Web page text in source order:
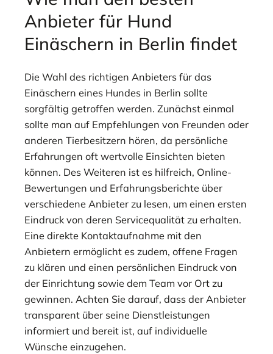
Anbieter für Hund
Einäschern in Berlin findet
Die Wahl des richtigen Anbieters für das
Einäschern eines Hundes in Berlin sollte
sorgfältig getroffen werden. Zunächst einmal
sollte man auf Empfehlungen von Freunden oder
anderen Tierbesitzern hören, da persönliche
Erfahrungen oft wertvolle Einsichten bieten
können. Des Weiteren ist es hilfreich, Online-
Bewertungen und Erfahrungsberichte über
verschiedene Anbieter zu lesen, um einen ersten
Eindruck von deren Servicequalität zu erhalten.
Eine direkte Kontaktaufnahme mit den
Anbietern ermöglicht es zudem, offene Fragen
zu klären und einen persönlichen Eindruck von
der Einrichtung sowie dem Team vor Ort zu
gewinnen. Achten Sie darauf, dass der Anbieter
transparent über seine Dienstleistungen
informiert und bereit ist, auf individuelle
Wünsche einzugehen.